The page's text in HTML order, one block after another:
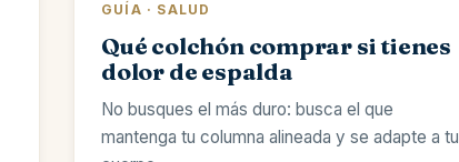
GUÍA · SALUD
Qué colchón comprar si tienes
dolor de espalda
No busques el más duro: busca el que
mantenga tu columna alineada y se adapte a tu